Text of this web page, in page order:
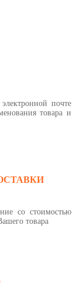
почте
товара и
со стоимостью
товара